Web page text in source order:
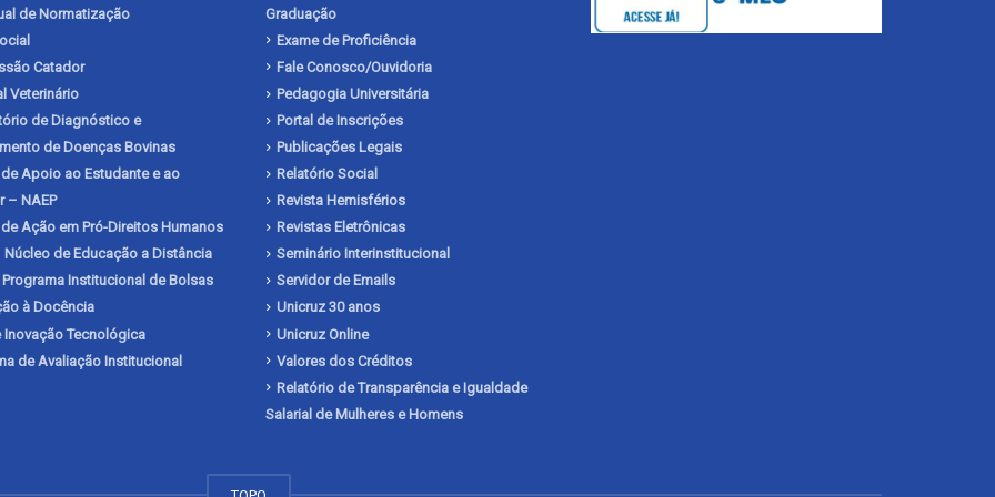
de Normatização
Catador
Veterinário
de Diagnóstico e
de Doenças Bovinas
Apoio ao Estudante e ao
– NAEP
Ação em Pró-Direitos Humanos
Núcleo de Educação a Distância
Programa Institucional de Bolsas
à Docência
Inovação Tecnológica
de Avaliação Institucional
Graduação
Exame de Proficiência
Fale Conosco/Ouvidoria
Pedagogia Universitária
Portal de Inscrições
Publicações Legais
Relatório Social
Revista Hemisférios
Revistas Eletrônicas
Seminário Interinstitucional
Servidor de Emails
Unicruz 30 anos
Unicruz Online
Valores dos Créditos
Relatório de Transparência e Igualdade
Salarial de Mulheres e Homens